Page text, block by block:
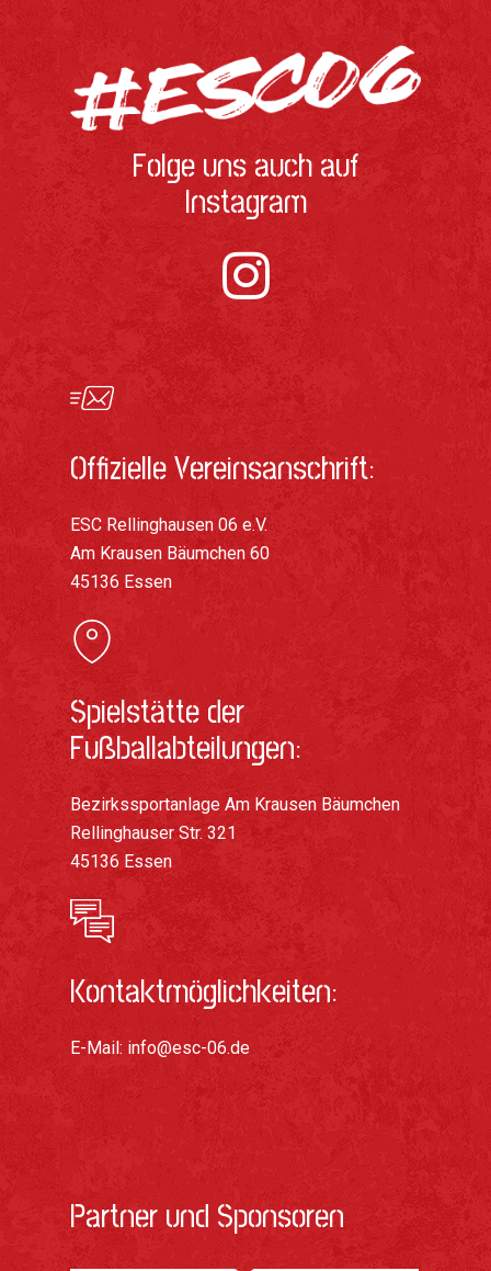
Folge uns auch auf
Instagram
Offizielle Vereinsanschrift:
ESC Rellinghausen 06 e.V.
Am Krausen Bäumchen 60
45136 Essen
Spielstätte der
Fußballabteilungen:
Bezirkssportanlage Am Krausen Bäumchen
Rellinghauser Str. 321
45136 Essen
Kontaktmöglichkeiten:
E-Mail: info@esc-06.de
Partner und Sponsoren